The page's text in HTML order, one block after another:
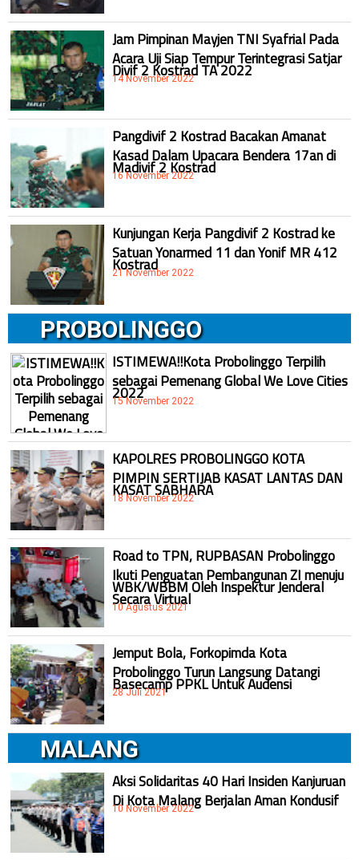
Jam Pimpinan Mayjen TNI Syafrial Pada
Acara Uji Siap Tempur Terintegrasi Satjar
Divif 2 Kostrad TA 2022
14 November 2022
Pangdivif 2 Kostrad Bacakan Amanat
Kasad Dalam Upacara Bendera 17an di
Madivif 2 Kostrad
16 November 2022
Kunjungan Kerja Pangdivif 2 Kostrad ke
Satuan Yonarmed 11 dan Yonif MR 412
Kostrad
21 November 2022
PROBOLINGGO
ISTIMEWA!!Kota Probolinggo Terpilih
sebagai Pemenang Global We Love Cities
2022
15 November 2022
KAPOLRES PROBOLINGGO KOTA
PIMPIN SERTIJAB KASAT LANTAS DAN
KASAT SABHARA
18 November 2022
Road to TPN, RUPBASAN Probolinggo
Ikuti Penguatan Pembangunan ZI menuju
WBK/WBBM Oleh Inspektur Jenderal
Secara Virtual
10 Agustus 2021
Jemput Bola, Forkopimda Kota
Probolinggo Turun Langsung Datangi
Basecamp PPKL Untuk Audensi
28 Juli 2021
MALANG
Aksi Solidaritas 40 Hari Insiden Kanjuruan
Di Kota Malang Berjalan Aman Kondusif
10 November 2022